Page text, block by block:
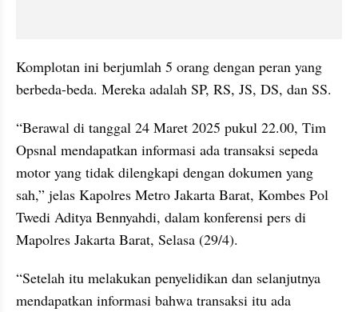
Komplotan ini berjumlah 5 orang dengan peran yang
berbeda-beda. Mereka adalah SP, RS, JS, DS, dan SS.
“Berawal di tanggal 24 Maret 2025 pukul 22.00, Tim
Opsnal mendapatkan informasi ada transaksi sepeda
motor yang tidak dilengkapi dengan dokumen yang
sah,” jelas Kapolres Metro Jakarta Barat, Kombes Pol
Twedi Aditya Bennyahdi, dalam konferensi pers di
Mapolres Jakarta Barat, Selasa (29/4).
“Setelah itu melakukan penyelidikan dan selanjutnya
mendapatkan informasi bahwa transaksi itu ada